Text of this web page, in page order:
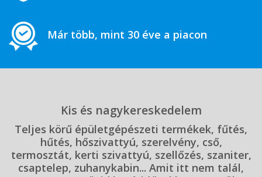
Már több, mint 30 éve a piacon
Kis és nagykereskedelem
Teljes körű épületgépészeti termékek, fűtés,
hűtés, hőszivattyú, szerelvény, cső,
termosztát, kerti szivattyú, szellőzés, szaniter,
csaptelep, zuhanykabin... Amit itt nem talál,